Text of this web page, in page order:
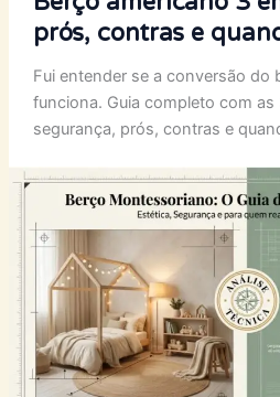
prós, contras e
Fui entender se a conversão do
funciona. Guia completo com
segurança, prós, contras e